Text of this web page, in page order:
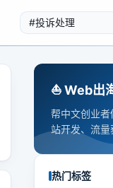
⛵️ Web出
帮中文创业
站开发、流
热门标签